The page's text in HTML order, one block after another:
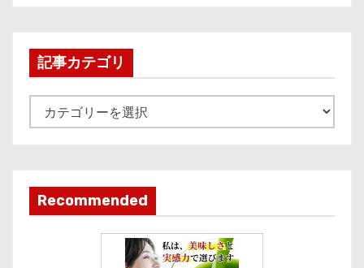
v
記事カテゴリ
事
ゴ
リ
Recommended